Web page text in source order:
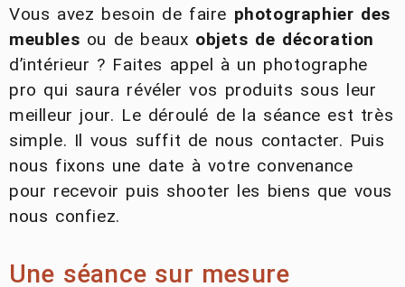
Vous avez besoin de faire photographier des
meubles ou de beaux objets de décoration
d’intérieur ? Faites appel à un photographe
pro qui saura révéler vos produits sous leur
meilleur jour. Le déroulé de la séance est très
simple. Il vous suffit de nous contacter. Puis
nous fixons une date à votre convenance
pour recevoir puis shooter les biens que vous
nous confiez.
Une séance sur mesure